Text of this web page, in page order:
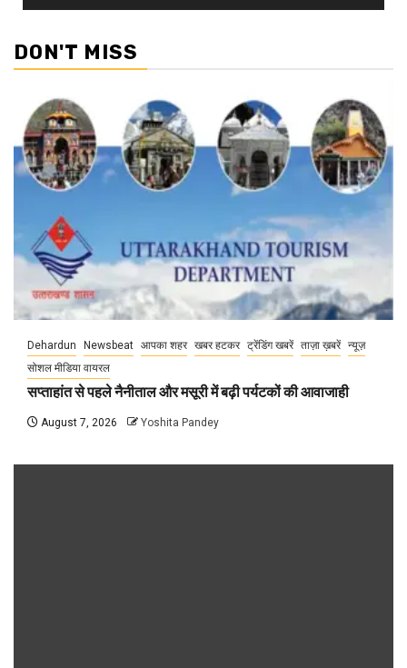
DON'T MISS
Dehardun Newsbeat आपका शहर खबर हटकर ट्रेंडिंग खबरें ताज़ा ख़बरें न्यूज़
सोशल मीडिया वायरल
सप्ताहांत से पहले नैनीताल और मसूरी में बढ़ी पर्यटकों की आवाजाही
August 7, 2026 Yoshita Pandey